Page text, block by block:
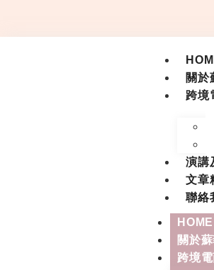
關於
跨境
演講
文章
聯絡
HOME
關於
跨境